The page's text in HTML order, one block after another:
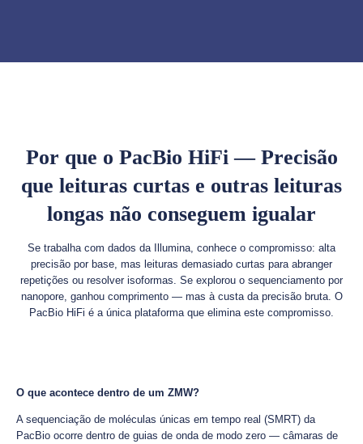
Por que o PacBio HiFi — Precisão
que leituras curtas e outras leituras
longas não conseguem igualar
Se trabalha com dados da Illumina, conhece o compromisso: alta
precisão por base, mas leituras demasiado curtas para abranger
repetições ou resolver isoformas. Se explorou o sequenciamento por
nanopore, ganhou comprimento — mas à custa da precisão bruta. O
PacBio HiFi é a única plataforma que elimina este compromisso.
O que acontece dentro de um ZMW?
A sequenciação de moléculas únicas em tempo real (SMRT) da
PacBio ocorre dentro de guias de onda de modo zero — câmaras de